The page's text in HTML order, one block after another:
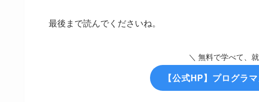
最後まで読んでくださいね。
＼ 無料で学べて、
【公式HP】プログラ